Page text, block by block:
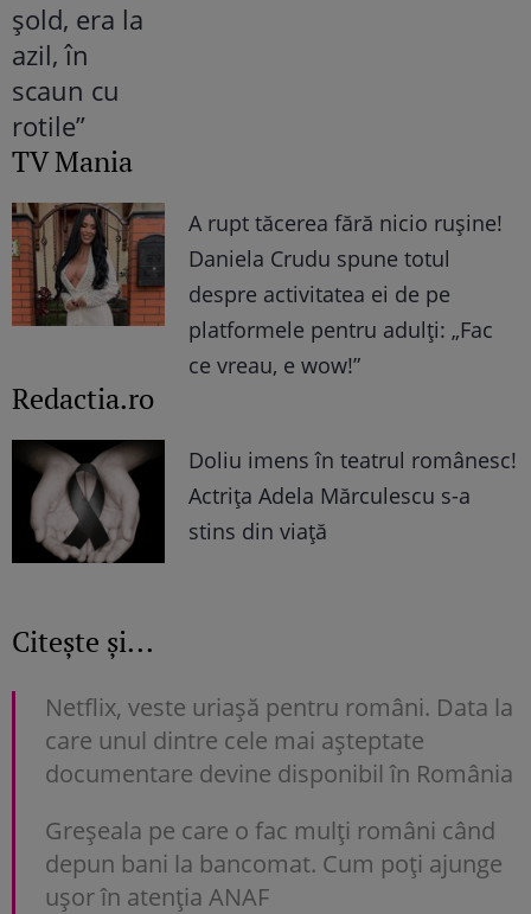
TV Mania
A rupt tăcerea fără nicio rușine!
Daniela Crudu spune totul
despre activitatea ei de pe
platformele pentru adulți: „Fac
ce vreau, e wow!”
Redactia.ro
Doliu imens în teatrul românesc!
Actrița Adela Mărculescu s-a
stins din viață
Citește și...
Netflix, veste uriașă pentru români. Data la
care unul dintre cele mai așteptate
documentare devine disponibil în România
Greșeala pe care o fac mulți români când
depun bani la bancomat. Cum poți ajunge
uşor în atenția ANAF